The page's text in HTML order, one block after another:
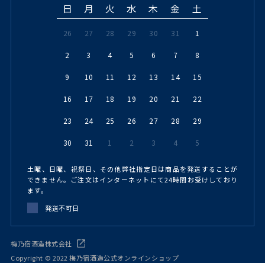
日 月 火 水 木 金 土
26 27 28 29 30 31 1
2 3 4 5 6 7 8
9 10 11 12 13 14 15
16 17 18 19 20 21 22
23 24 25 26 27 28 29
30 31 1 2 3 4 5
土曜、日曜、祝祭日、その他弊社指定日は商品を発送することが
できません。ご注文はインターネットにて24時間お受けしており
ます。
発送不可日
梅乃宿酒造株式会社
Copyright © 2022 梅乃宿酒造公式オンラインショップ